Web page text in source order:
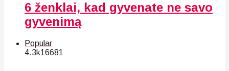
6 ženklai, kad gyvenate ne savo
gyvenimą
Popular
4.3k16681